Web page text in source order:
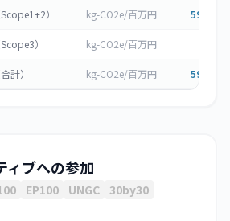
） kg-CO2e/百万円 59.968
） kg-CO2e/百万円
計） kg-CO2e/百万円 59.968
ィブへの参加
EP100 UNGC 30by30